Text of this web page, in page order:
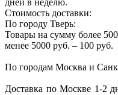
Стоимость доставки:
По городу Тверь:
Товары на сумму более
менее 5000 руб. – 100 руб.
По городам Москва и
Доставка по Москве 1-2